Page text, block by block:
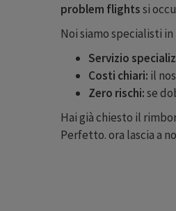
problem flightssi
Noi siamo specialisti
Servizio
Costi chiari: il
Zero rischi:se
Hai già chiesto il
Perfetto. ora lascia a